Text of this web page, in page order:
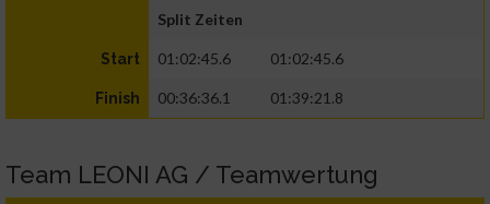
Split Zeiten
Start 01:02:45.6 01:02:45.6
Finish 00:36:36.1 01:39:21.8
Team LEONI AG / Teamwertung